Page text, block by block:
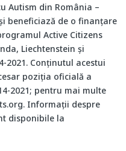
Autism din România –
beneficiază de o finanțare
Active Citizens
Liechtenstein și
2021. Conținutul acestui
poziția oficială a
2021; pentru mai multe
Informații despre
disponibile la